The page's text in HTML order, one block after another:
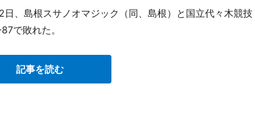
、島根スサノオマジック（同、島根）と国立代々木競技
で敗れた。
記事を読む